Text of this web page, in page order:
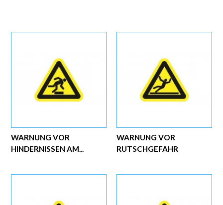
WARNUNG VOR
RUTSCHGEFAHR
WARNUNG VOR
HINDERNISSEN AM...